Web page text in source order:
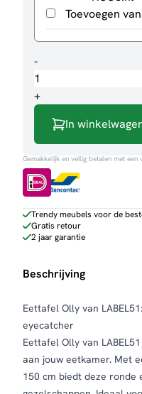
Toevoegen van
-Eettafel
Olly
aantal
+
In
Gemakkelijk en veilig betalen met een
Trendy meubels voor de
Gratis retour
2 jaar garantie
Beschrijving
Eettafel Olly van
eyecatcher
Eettafel Olly van
aan jouw eetkamer. Met
150 cm biedt deze